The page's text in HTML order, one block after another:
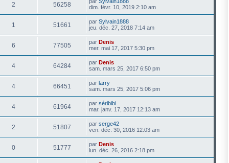
2 56258
dim. févr. 10, 2019 2:10 am
1 51661 par Sylvain1888
jeu. déc. 27, 2018 7:14 am
6 77505 par Denis
mer. mai 17, 2017 5:30 pm
4 64284 par Denis
sam. mars 25, 2017 6:50 pm
4 66451 par larry
sam. mars 25, 2017 5:06 pm
4 61964 par séribibi
mar. janv. 17, 2017 12:13 am
2 51807 par serge42
ven. déc. 30, 2016 12:03 am
0 51777 par Denis
lun. déc. 26, 2016 2:18 pm